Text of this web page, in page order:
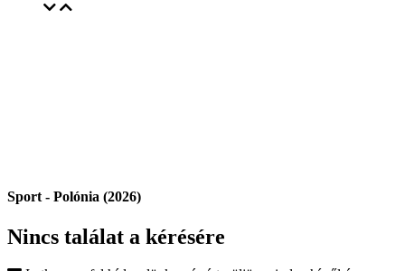
Sport - Polónia (2026)
Nincs találat a kérésére